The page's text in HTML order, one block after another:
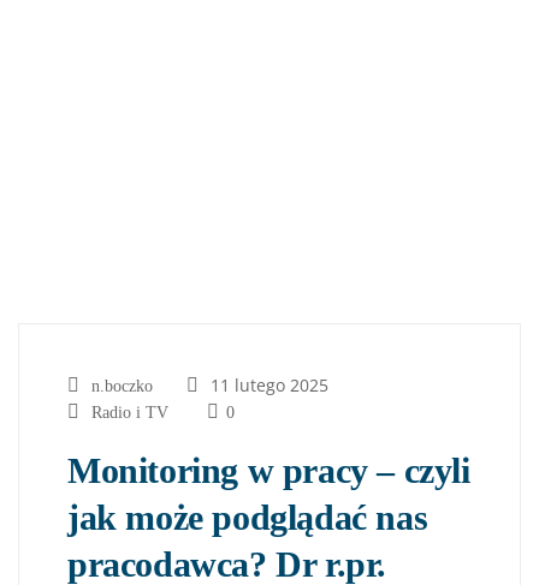
n.boczko 11 lutego 2025
Radio i TV 0
Monitoring w pracy – czyli
jak może podglądać nas
pracodawca? Dr r.pr.